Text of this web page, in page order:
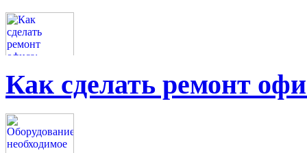
Как сделать ремонт